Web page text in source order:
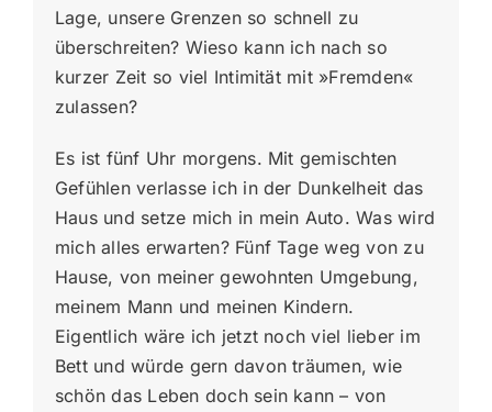
Lage, unsere Grenzen so schnell zu
überschreiten? Wieso kann ich nach so
kurzer Zeit so viel Intimität mit »Fremden«
zulassen?
Es ist fünf Uhr morgens. Mit gemischten
Gefühlen verlasse ich in der Dunkelheit das
Haus und setze mich in mein Auto. Was wird
mich alles erwarten? Fünf Tage weg von zu
Hause, von meiner gewohnten Umgebung,
meinem Mann und meinen Kindern.
Eigentlich wäre ich jetzt noch viel lieber im
Bett und würde gern davon träumen, wie
schön das Leben doch sein kann – von